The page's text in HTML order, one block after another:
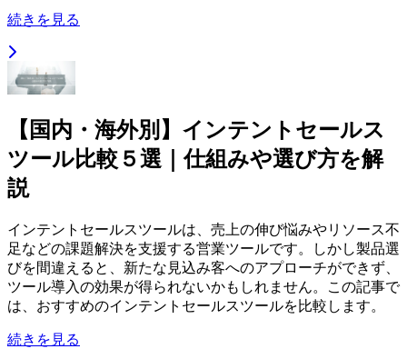
続きを見る
【国内・海外別】インテントセールス
ツール比較５選｜仕組みや選び方を解
説
インテントセールスツールは、売上の伸び悩みやリソース不
足などの課題解決を支援する営業ツールです。しかし製品選
びを間違えると、新たな見込み客へのアプローチができず、
ツール導入の効果が得られないかもしれません。この記事で
は、おすすめのインテントセールスツールを比較します。
続きを見る